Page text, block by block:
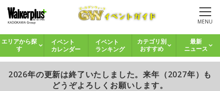
MENU
エリアから探
す
イベント
カレンダー
イベント
ランキング
カテゴリ別
おすすめ
最新
ニュース
2026年の更新は終了いたしました。来年（2027年）も
どうぞよろしくお願いします。